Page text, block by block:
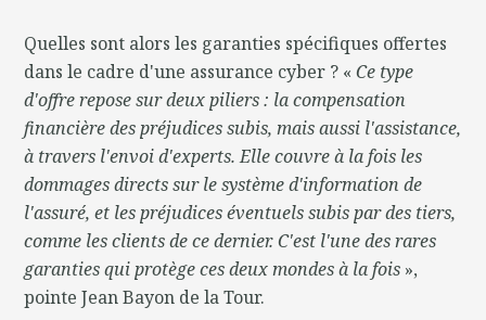
Quelles sont alors les garanties spécifiques offertes
dans le cadre d'une assurance cyber ? «Ce type
d'offre repose sur deux piliers : la compensation
financière des préjudices subis, mais aussi l'assistance,
à travers l'envoi d'experts. Elle couvre à la fois les
dommages directs sur le système d'information de
l'assuré, et les préjudices éventuels subis par des tiers,
comme les clients de ce dernier. C'est l'une des rares
garanties qui protège ces deux mondes à la fois »,
pointe Jean Bayon de la Tour.